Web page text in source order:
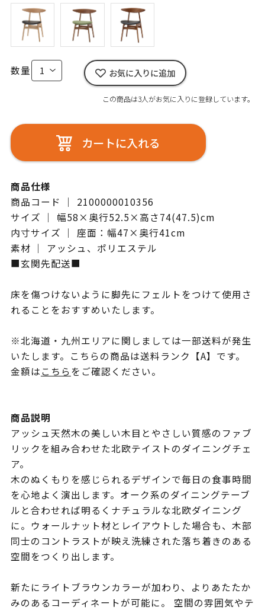
数量 お気に入りに追加
この商品は3人がお気に入りに登録しています。
カートに入れる
商品仕様
商品コード ｜ 2100000010356
サイズ ｜ 幅58×奥行52.5×高さ74(47.5)cm
内寸サイズ ｜ 座面：幅47×奥行41cm
素材 ｜ アッシュ、ポリエステル
■玄関先配送■
床を傷つけないように脚先にフェルトをつけて使用さ
れることをおすすめいたします。
※北海道・九州エリアに関しましては一部送料が発生
いたします。こちらの商品は送料ランク【A】です。
金額はこちらをご確認ください。
商品説明
アッシュ天然木の美しい木目とやさしい質感のファブ
リックを組み合わせた北欧テイストのダイニングチェ
ア。
木のぬくもりを感じられるデザインで毎日の食事時間
を心地よく演出します。オーク系のダイニングテーブ
ルと合わせれば明るくナチュラルな北欧ダイニング
に。ウォールナット材とレイアウトした場合も、木部
同士のコントラストが映え洗練された落ち着きのある
空間をつくり出します。
新たにライトブラウンカラーが加わり、よりあたたか
みのあるコーディネートが可能に。 空間の雰囲気やテ